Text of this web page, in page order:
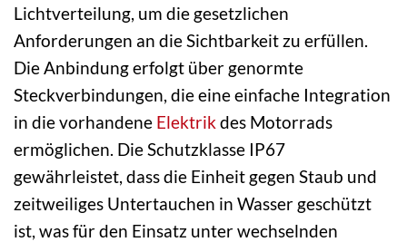
Lichtverteilung, um die gesetzlichen
Anforderungen an die Sichtbarkeit zu erfüllen.
Die Anbindung erfolgt über genormte
Steckverbindungen, die eine einfache Integration
in die vorhandene Elektrikdes Motorrads
ermöglichen. Die Schutzklasse IP67
gewährleistet, dass die Einheit gegen Staub und
zeitweiliges Untertauchen in Wasser geschützt
ist, was für den Einsatz unter wechselnden